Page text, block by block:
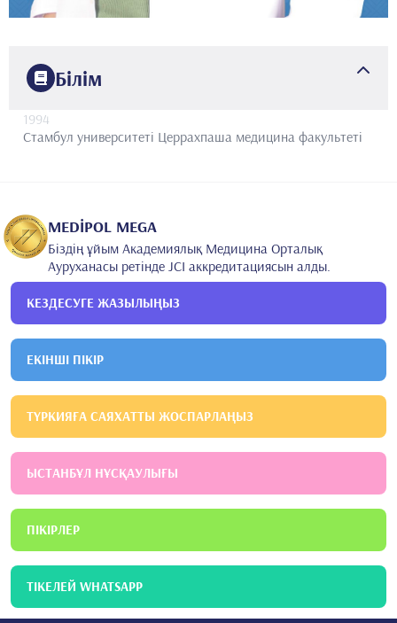
Білім
1994
Стамбул университеті Церрахпаша медицина факультеті
MEDİPOL MEGA
Біздің ұйым Академиялық Медицина Орталық
Ауруханасы ретінде JCI аккредитациясын алды.
КЕЗДЕСУГЕ ЖАЗЫЛЫҢЫЗ
ЕКІНШІ ПІКІР
ТҮРКИЯҒА САЯХАТТЫ ЖОСПАРЛАҢЫЗ
ЫСТАНБҰЛ НҰСҚАУЛЫҒЫ
ПІКІРЛЕР
ТІКЕЛЕЙ WHATSAPP